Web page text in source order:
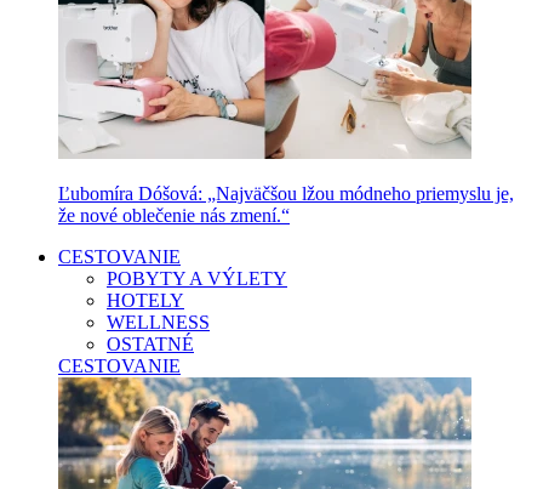
Ľubomíra Dóšová: „Najväčšou lžou módneho priemyslu je,
že nové oblečenie nás zmení.“
CESTOVANIE
POBYTY A VÝLETY
HOTELY
WELLNESS
OSTATNÉ
CESTOVANIE